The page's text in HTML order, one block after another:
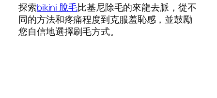
探索bikini 脫毛比基尼除毛的來龍去脈，從不
同的方法和疼痛程度到克服羞恥感，並鼓勵
您自信地選擇刷毛方式。